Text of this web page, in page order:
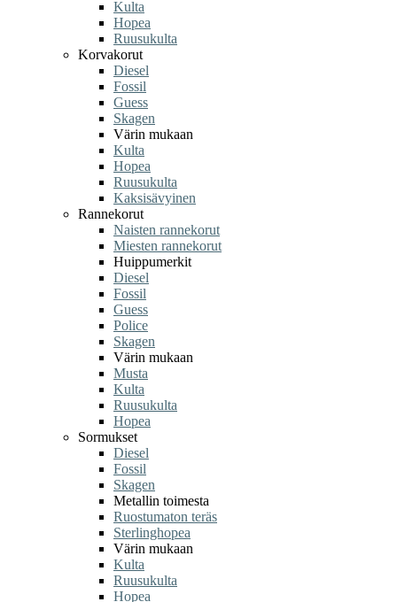
Kulta
Hopea
Ruusukulta
Korvakorut
Diesel
Fossil
Guess
Skagen
Värin mukaan
Kulta
Hopea
Ruusukulta
Kaksisävyinen
Rannekorut
Naisten rannekorut
Miesten rannekorut
Huippumerkit
Diesel
Fossil
Guess
Police
Skagen
Värin mukaan
Musta
Kulta
Ruusukulta
Hopea
Sormukset
Diesel
Fossil
Skagen
Metallin toimesta
Ruostumaton teräs
Sterlinghopea
Värin mukaan
Kulta
Ruusukulta
Hopea